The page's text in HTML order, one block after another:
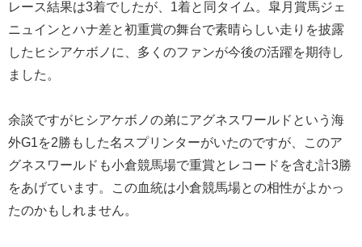
レース結果は3着でしたが、1着と同タイム。皐月賞馬ジェ
ニュインとハナ差と初重賞の舞台で素晴らしい走りを披露
したヒシアケボノに、多くのファンが今後の活躍を期待し
ました。
余談ですがヒシアケボノの弟にアグネスワールドという海
外G1を2勝もした名スプリンターがいたのですが、このア
グネスワールドも小倉競馬場で重賞とレコードを含む計3勝
をあげています。この血統は小倉競馬場との相性がよかっ
たのかもしれません。